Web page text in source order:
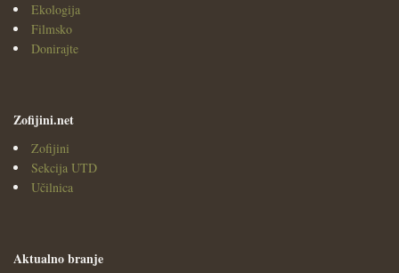
Ekologija
Filmsko
Donirajte
Zofijini.net
Zofijini
Sekcija UTD
Učilnica
Aktualno branje